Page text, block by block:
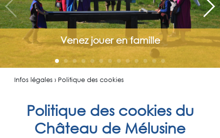
Venez jouer en famille
Infos légales › Politique des cookies
Politique des cookies du
Château de Mélusine